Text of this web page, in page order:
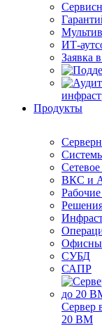
ИТ-
Заявка
Продукты
ВКС и
СУБД
САПР
Сервер
20 ВМ